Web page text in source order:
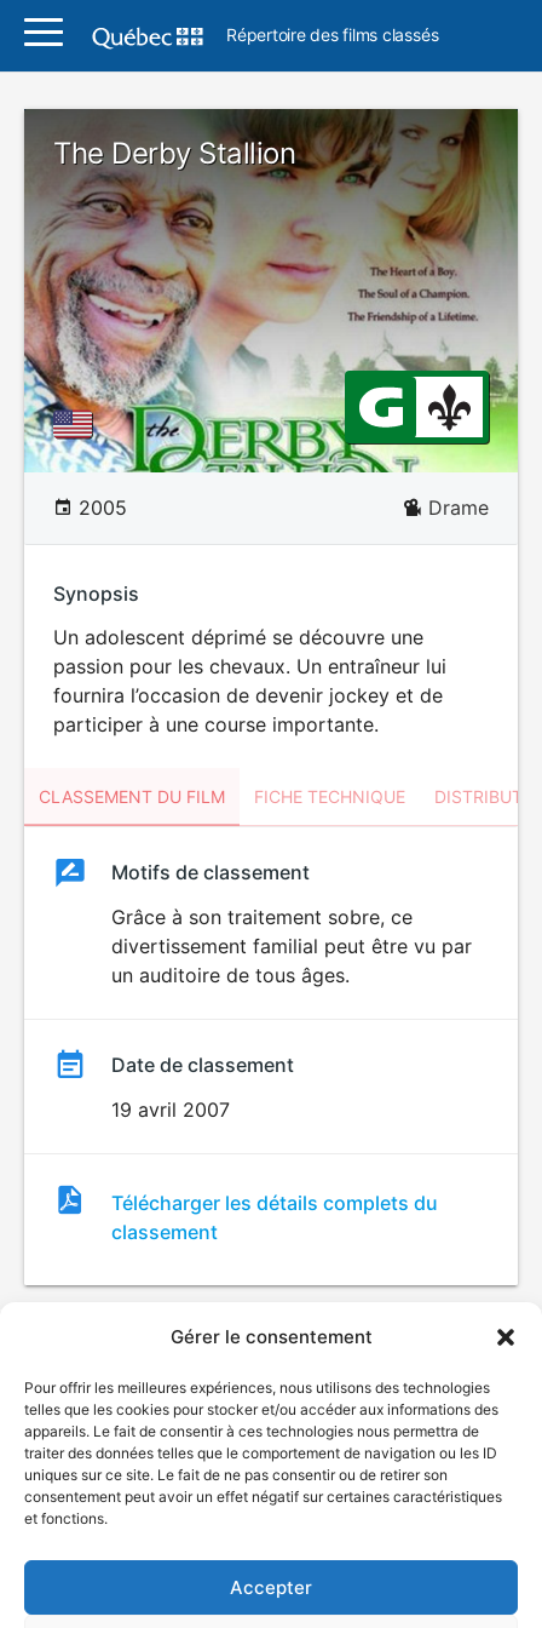
Gérer le consentement
Pour offrir les meilleures expériences, nous utilisons des technologies
telles que les cookies pour stocker et/ou accéder aux informations des
appareils. Le fait de consentir à ces technologies nous permettra de
traiter des données telles que le comportement de navigation ou les ID
uniques sur ce site. Le fait de ne pas consentir ou de retirer son
consentement peut avoir un effet négatif sur certaines caractéristiques
et fonctions.
Accepter
Répertoire des films classés
The Derby Stallion
2005 Drame
Synopsis
Un adolescent déprimé se découvre une
passion pour les chevaux. Un entraîneur lui
fournira l’occasion de devenir jockey et de
participer à une course importante.
CLASSEMENT DU FILM FICHE TECHNIQUE
ClassementClassement
Motifs de classement
Grâce à son traitement sobre, ce
divertissement familial peut être vu par
un auditoire de tous âges.
Date de classement
19 avril 2007
Fichier
de
classement
Télécharger les détails complets du
classement
© Gouvernement du Québec, 2026
Plan du site
Accessibilité
Accès à l'information